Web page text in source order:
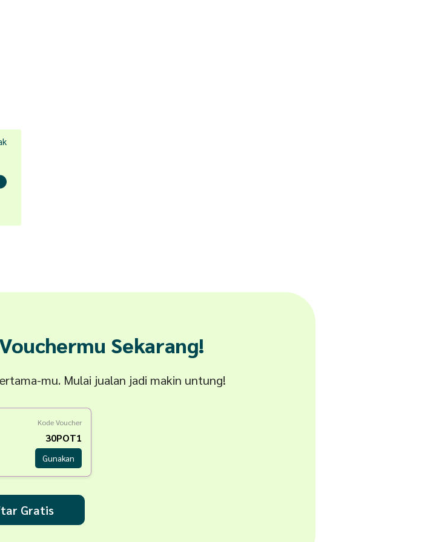
Sekarang!
mu. Mulai jualan jadi makin untung!
Kode Voucher
30POT1
Gunakan
Gratis